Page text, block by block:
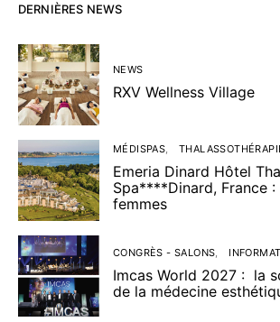
DERNIÈRES NEWS
NEWS
RXV Wellness Village
MÉDISPAS
Emeria Dinard Hôtel
Spa****Dinard, France
femmes
CONGRÈS - SALONS
Imcas World 2027 : la
de la médecine